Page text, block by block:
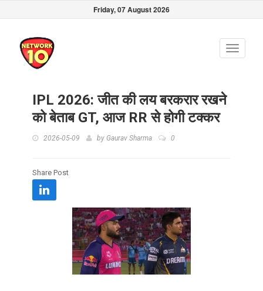
Friday, 07 August 2026
Toggle
IPL 2026: जीत की लय बरकरार रखने
को बेताब GT, आज RR से होगी टक्कर
2026-05-09 by Gaurav Sharma 0
Share Post